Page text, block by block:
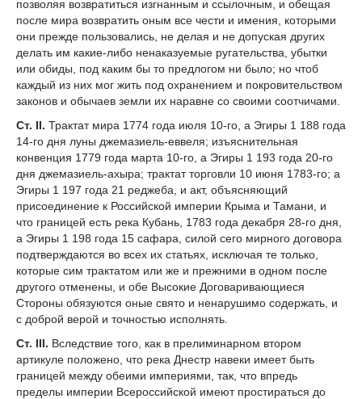
позволяя возвратиться изгнанным и ссылочным, и обещая
после мира возвратить оным все чести и имения, которыми
они прежде пользовались, не делая и не допуская других
делать им какие-либо ненаказуемые ругательства, убытки
или обиды, под каким бы то предлогом ни было; но чтоб
каждый из них мог жить под охранением и покровительством
законов и обычаев земли их наравне со своими соотчичами.
Ст. II. Трактат мира 1774 года июля 10-го, а Эгиры 1 188 года
14-го дня луны джемазиель-еввеля; изъяснительная
конвенция 1779 года марта 10-го, а Эгиры 1 193 года 20-го
дня джемазиель-ахыра; трактат торговли 10 июня 1783-го; а
Эгиры 1 197 года 21 реджеба, и акт, объясняющий
присоединение к Российской империи Крыма и Тамани, и
что границей есть река Кубань, 1783 года декабря 28-го дня,
а Эгиры 1 198 года 15 сафара, силой сего мирного договора
подтверждаются во всех их статьях, исключая те только,
которые сим трактатом или же и прежними в одном после
другого отменены, и обе Высокие Договаривающиеся
Стороны обязуются оные свято и ненарушимо содержать, и
с доброй верой и точностью исполнять.
Ст. III. Вследствие того, как в прелиминарном втором
артикуле положено, что река Днестр навеки имеет быть
границей между обеими империями, так, что впредь
пределы империи Всероссийской имеют простираться до